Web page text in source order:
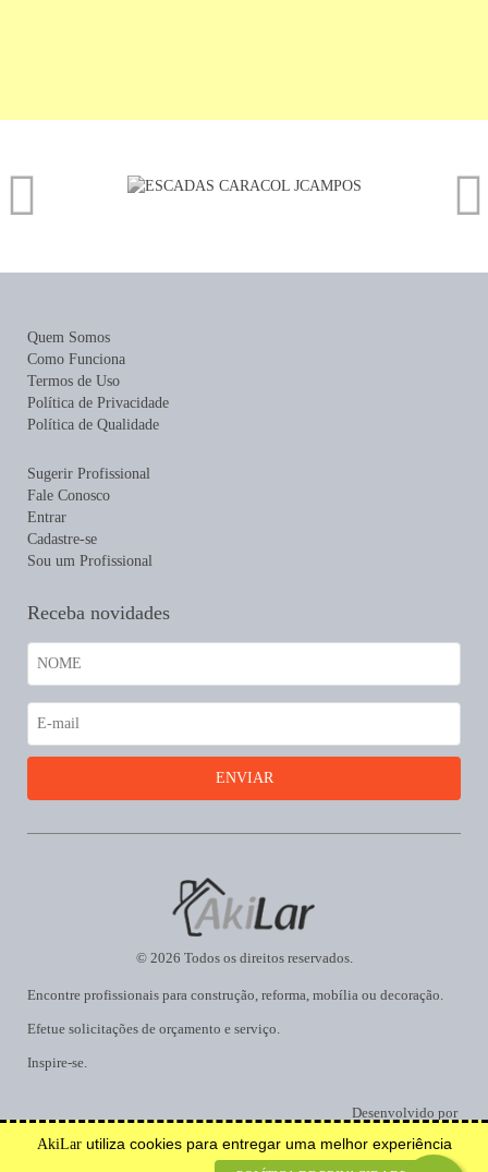
Quem Somos
Como Funciona
Termos de Uso
Política de Privacidade
Política de Qualidade
Sugerir Profissional
Fale Conosco
Entrar
Cadastre-se
Sou um Profissional
Receba novidades
Encontre profissionais para construção, reforma, mobília ou decoração.
Efetue solicitações de orçamento e serviço.
Inspire-se.
© 2026 Todos os direitos reservados.
Desenvolvido por
AkiLarutiliza cookies para entregar uma melhor experiência